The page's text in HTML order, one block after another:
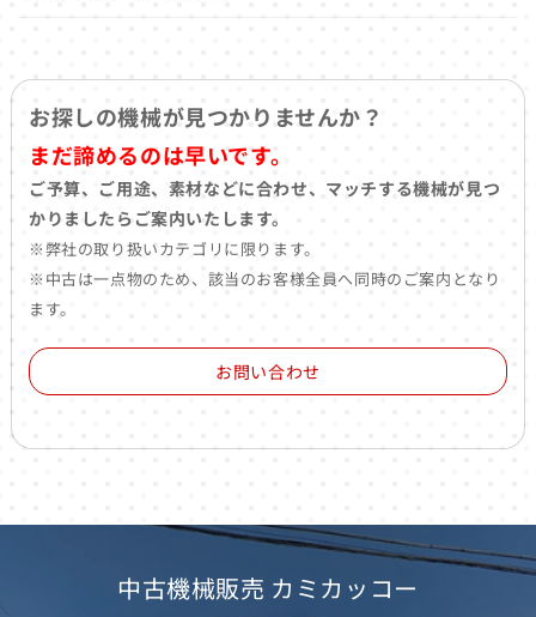
お探しの機械が見つかりませんか？
まだ諦めるのは早いです。
ご予算、ご用途、素材などに合わせ、マッチする機械が見つ
かりましたらご案内いたします。
※弊社の取り扱いカテゴリに限ります。
※中古は一点物のため、該当のお客様全員へ同時のご案内となり
ます。
お問い合わせ
中古機械販売 カミカッコー